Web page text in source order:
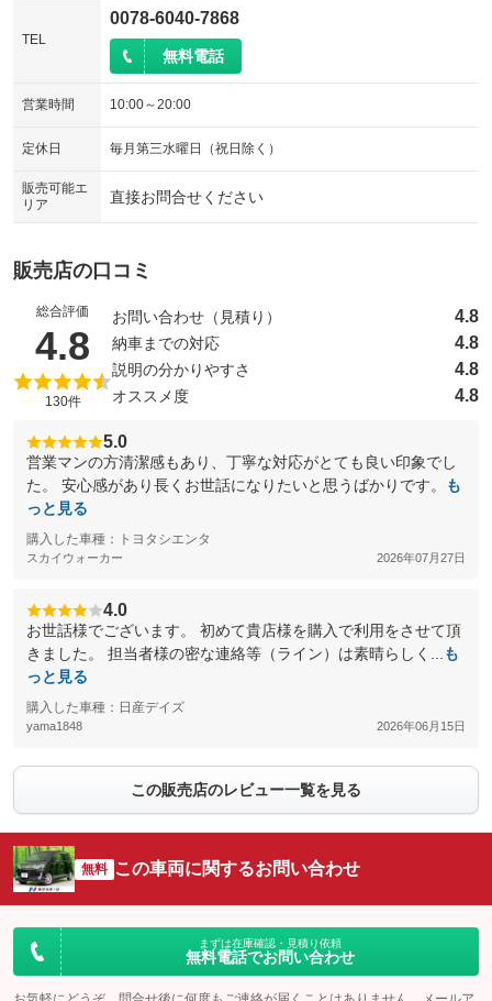
TEL
0078-6040-7868
無料電話
営業時間 10:00～20:00
定休日 毎月第三水曜日（祝日除く）
販売可能エ
リア
直接お問合せください
販売店の口コミ
総合評価
4.8 （5点満点中）
130件
お問い合わせ（見積り） 4.8
納車までの対応 4.8
説明の分かりやすさ 4.8
オススメ度 4.8
5.0
営業マンの方清潔感もあり、丁寧な対応がとても良い印象でし
た。 安心感があり長くお世話になりたいと思うばかりです。
も
っと見る
購入した車種：トヨタシエンタ
スカイウォーカー 2026年07月27日
4.0
お世話様でございます。 初めて貴店様を購入で利用をさせて頂
きました。 担当者様の密な連絡等（ライン）は素晴らしく...
も
っと見る
購入した車種：日産デイズ
yama1848 2026年06月15日
この販売店のレビュー一覧を見る
無料 この車両に関するお問い合わせ
まずは在庫確認・見積り依頼
無料電話でお問い合わせ